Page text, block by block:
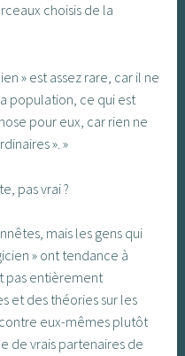
choisis de la
» est assez rare, car il ne
population, ce qui est
pour eux, car rien ne
». »
pas vrai ?
mais les gens qui
» ont tendance à
pas entièrement
et des théories sur les
eux-mêmes plutôt
de vrais partenaires de